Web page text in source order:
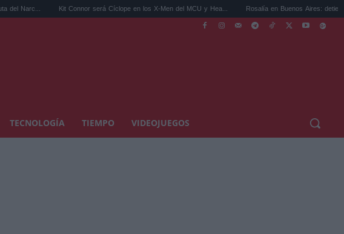
Kit Connor será Cíclope en los X-Men del MCU y Hea... Rosalía en Buenos Aires: detiene el tráfico
TECNOLOGÍA TIEMPO VIDEOJUEGOS